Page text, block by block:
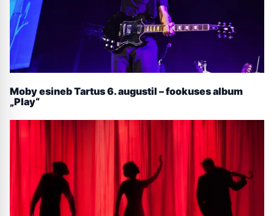
Moby esineb Tartus 6. augustil – fookuses album
„Play“